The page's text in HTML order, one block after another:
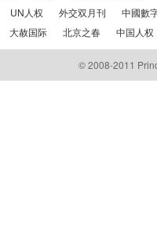
UN人权 外交双月刊
中國數
大赦国际 北京之春 中国人权
© 2008-2011